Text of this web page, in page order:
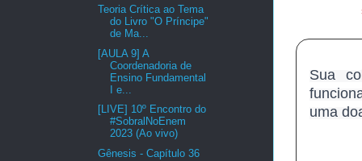
Sua
uma
Teoria Crítica ao Tema
do Livro "O Príncipe"
de Ma...
[AULA 9] A
Coordenadoria de
Ensino Fundamental
I e...
[LIVE] 10º Encontro do
#SobralNoEnem
2023 (Ao vivo)
Gênesis - Capítulo 36